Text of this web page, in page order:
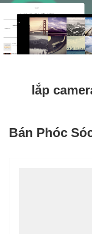
lắp
Bán Phóc